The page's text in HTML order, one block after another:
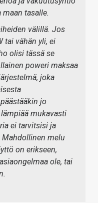
maan tasalle.
välillä. Jos
tai vähän yli, ei
olisi tässä se
poweri maksaa
joka
jo
mukavasti
ei tarvitsisi ja
melu
on erikseen,
ole, tai